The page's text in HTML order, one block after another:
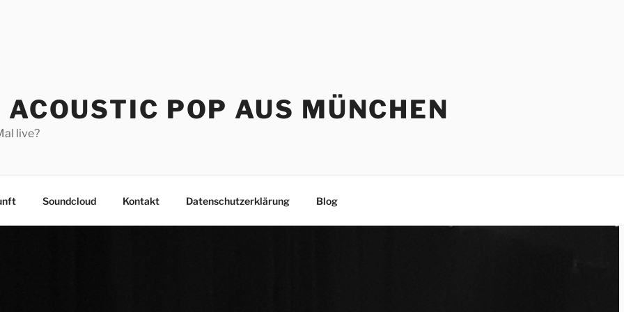
ACOUSTIC POP AUS MÜNCHEN
live?
Soundcloud Kontakt Datenschutzerklärung Blog